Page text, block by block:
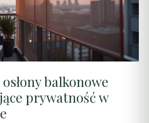
balkonowe
prywatność w